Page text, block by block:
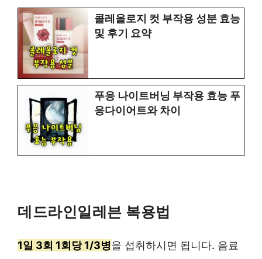
콜레올로지 컷 부작용 성분 효능
및 후기 요약
푸응 나이트버닝 부작용 효능 푸
응다이어트와 차이
데드라인일레븐 복용법
1일 3회 1회당 1/3병을 섭취하시면 됩니다. 음료